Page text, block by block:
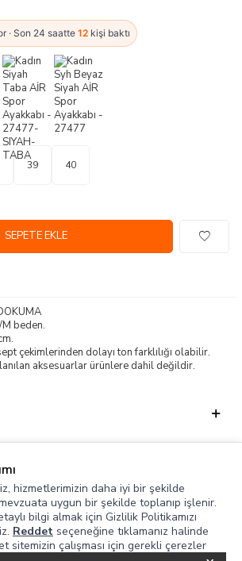
· Son 24 saatte12 kişi baktı
39 40
SEPETE EKLE
beden.
çekimlerinden dolayı ton farklılığı olabilir.
aksesuarlar ürünlere dahil değildir.
hizmetlerimizin daha iyi bir şekilde
mevzuata uygun bir şekilde toplanıp işlenir.
bilgi almak için Gizlilik Politikamızı
Reddet seçeneğine tıklamanız halinde
sitemizin çalışması için gerekli çerezler